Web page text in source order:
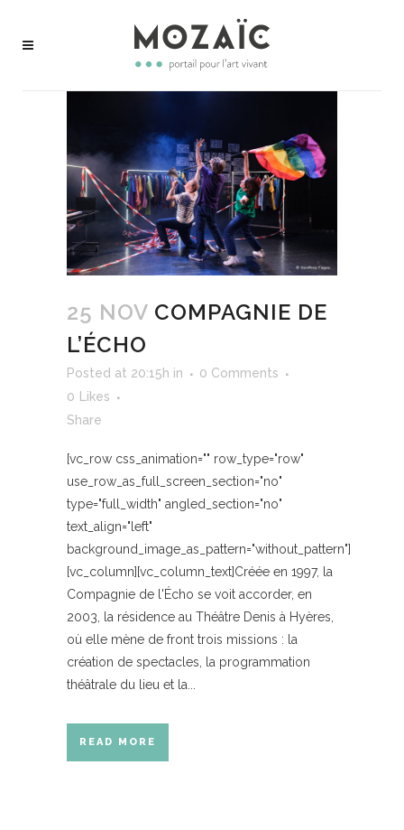
25 NOV COMPAGNIE DE
L’ÉCHO
Posted at 20:15h in
0 Comments
0 Likes
Share
[vc_row css_animation="" row_type="row"
use_row_as_full_screen_section="no"
type="full_width" angled_section="no"
text_align="left"
background_image_as_pattern="without_pattern"]
[vc_column][vc_column_text]Créée en 1997, la
Compagnie de l'Écho se voit accorder, en
2003, la résidence au Théâtre Denis à Hyères,
où elle mène de front trois missions : la
création de spectacles, la programmation
théâtrale du lieu et la...
READ MORE